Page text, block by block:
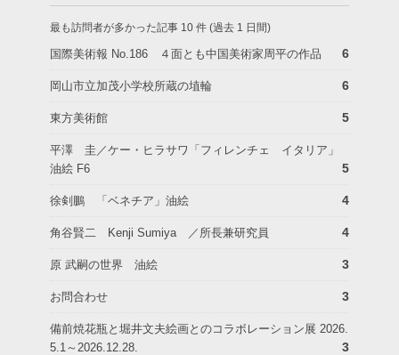
最も訪問者が多かった記事 10 件 (過去 1 日間)
国際美術報 No.186 ４面とも中国美術家周平の作品 6
岡山市立加茂小学校所蔵の埴輪 6
東方美術館 5
平澤 圭／ケー・ヒラサワ「フィレンチェ イタリア」
油絵 F6
5
徐剣鵬 「ベネチア」油絵 4
角谷賢二 Kenji Sumiya ／所長兼研究員 4
原 武嗣の世界 油絵 3
お問合わせ 3
備前焼花瓶と堀井文夫絵画とのコラボレーション展 2026.
5.1～2026.12.28.
3